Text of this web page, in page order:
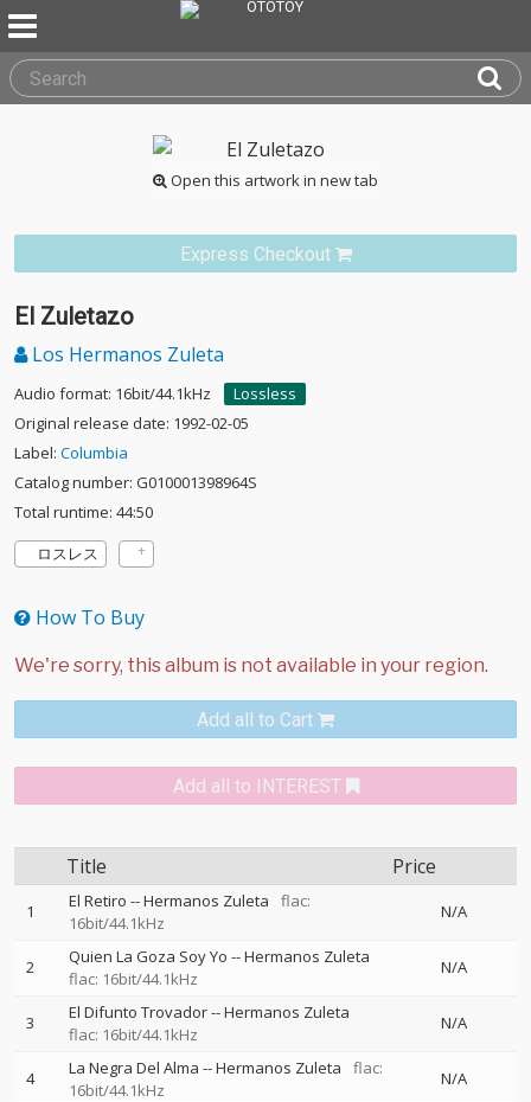
Open this artwork in new tab
Express Checkout
El Zuletazo
Los Hermanos Zuleta
Audio format: 16bit/44.1kHz
Lossless
Original release date: 1992-02-05
Label: Columbia
Catalog number: G010001398964S
Total runtime: 44:50
ロスレス
How To Buy
Add all to Cart
Add all to INTEREST
Title Price
1 El Retiro --Hermanos Zuleta
flac:
16bit/44.1kHz
N/A
2 Quien La Goza Soy Yo --Hermanos Zuleta
flac: 16bit/44.1kHz
N/A
3 El Difunto Trovador--Hermanos Zuleta
flac: 16bit/44.1kHz
N/A
4 La Negra Del Alma --Hermanos Zuleta
flac:
16bit/44.1kHz
N/A